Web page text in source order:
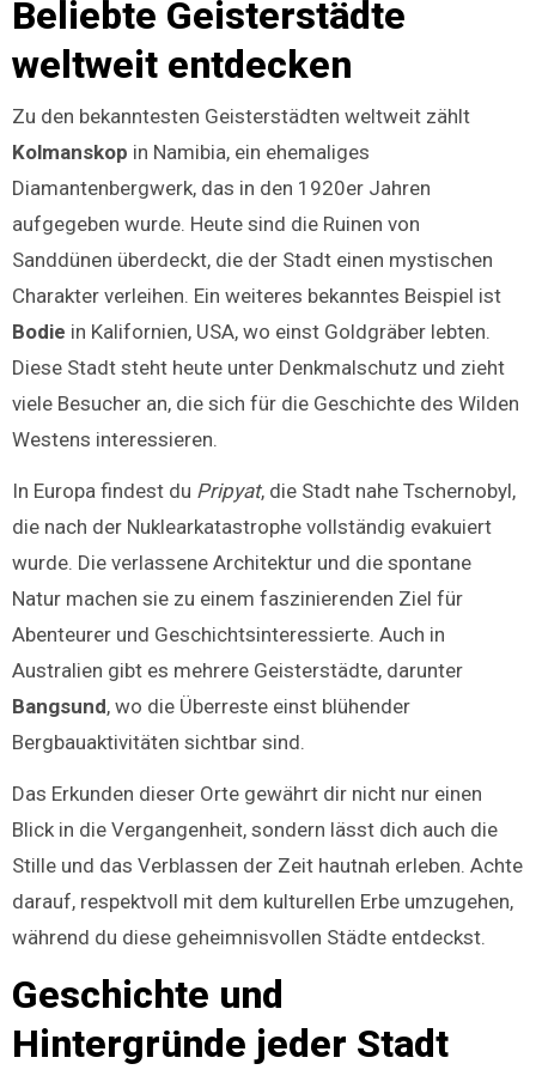
Beliebte Geisterstädte
weltweit entdecken
Zu den bekanntesten Geisterstädten weltweit zählt
Kolmanskop in Namibia, ein ehemaliges
Diamantenbergwerk, das in den 1920er Jahren
aufgegeben wurde. Heute sind die Ruinen von
Sanddünen überdeckt, die der Stadt einen mystischen
Charakter verleihen. Ein weiteres bekanntes Beispiel ist
Bodie in Kalifornien, USA, wo einst Goldgräber lebten.
Diese Stadt steht heute unter Denkmalschutz und zieht
viele Besucher an, die sich für die Geschichte des Wilden
Westens interessieren.
In Europa findest du Pripyat, die Stadt nahe Tschernobyl,
die nach der Nuklearkatastrophe vollständig evakuiert
wurde. Die verlassene Architektur und die spontane
Natur machen sie zu einem faszinierenden Ziel für
Abenteurer und Geschichtsinteressierte. Auch in
Australien gibt es mehrere Geisterstädte, darunter
Bangsund, wo die Überreste einst blühender
Bergbauaktivitäten sichtbar sind.
Das Erkunden dieser Orte gewährt dir nicht nur einen
Blick in die Vergangenheit, sondern lässt dich auch die
Stille und das Verblassen der Zeit hautnah erleben. Achte
darauf, respektvoll mit dem kulturellen Erbe umzugehen,
während du diese geheimnisvollen Städte entdeckst.
Geschichte und
Hintergründe jeder Stadt